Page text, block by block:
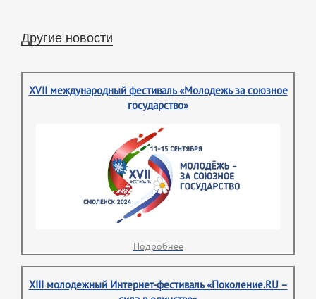
Другие новости
XVII международный фестиваль «Молодежь за союзное
государство»
Подробнее
XIII молодежный Интернет-фестиваль «Поколение.RU –